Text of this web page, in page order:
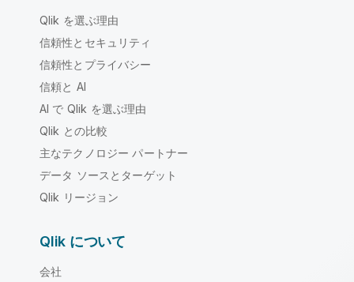
Qlik を選ぶ理由
信頼性とセキュリティ
信頼性とプライバシー
信頼と AI
AI で Qlik を選ぶ理由
Qlik との比較
主なテクノロジー パートナー
データ ソースとターゲット
Qlik リージョン
Qlik について
会社